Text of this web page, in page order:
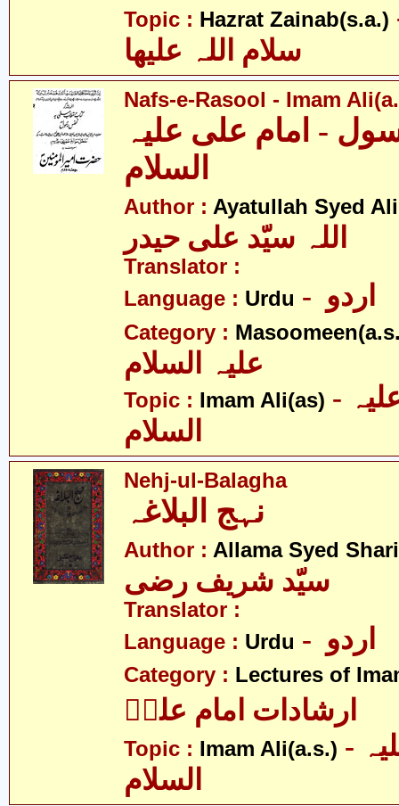
Topic : Hazrat Zainab(s.a.)
سلام اللہ علیھا
Nafs-e-Rasool - Imam
- امام علی علیہ
Author : Ayatullah Syed
اللہ سیّد علی حیدر
Translator :
Language : Urdu
Category :
Topic : Imam Ali(as) - امام علی علیہ
السلام
Nehj-ul-Balagha
Author : Allama Syed
سیّد شریف رضی
Translator :
Language : Urdu
Category : Lectures of
ارشادات امام علیؑ
Topic : Imam Ali(a.s.) - امام علی علیہ